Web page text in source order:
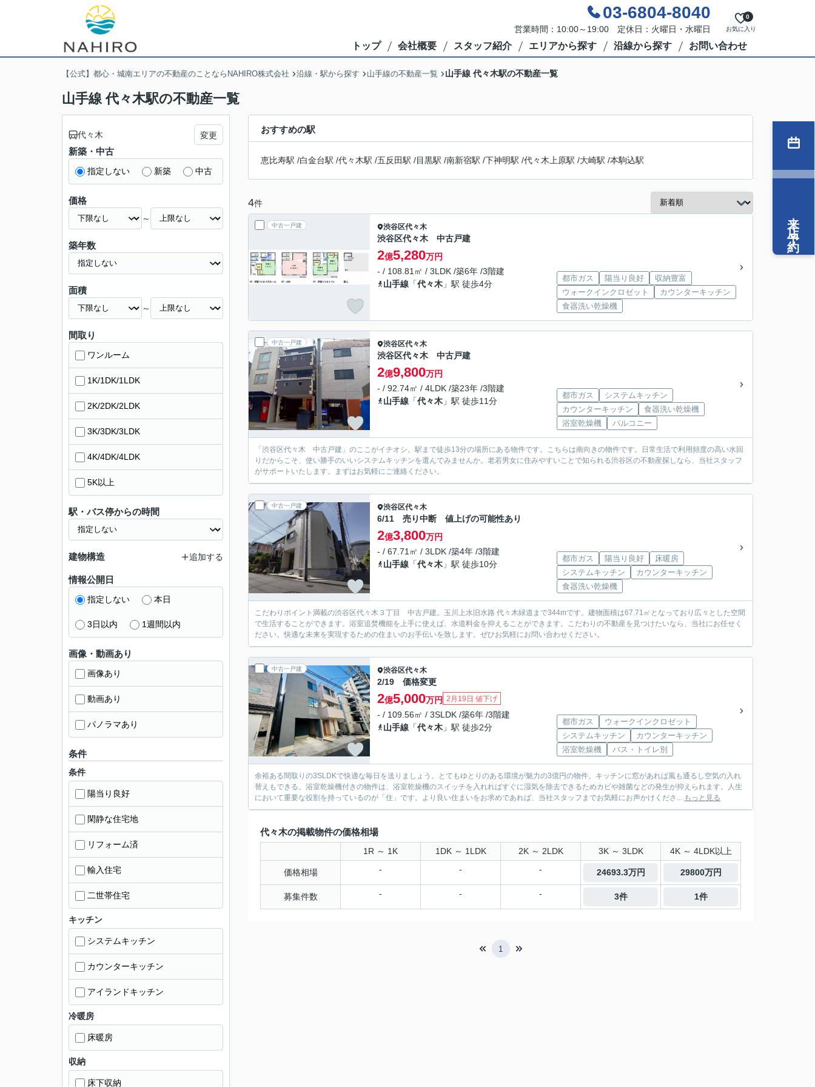
03-6804-8040
営業時間：10:00～19:00 定休日：火曜日・水曜日 お気に入り
0
トップ 会社概要 スタッフ紹介 エリアから探す 沿線から探す お問い合わせ
【公式】都心・城南エリアの不動産のことならNAHIRO株式会社 沿線・駅から探す 山手線の不動産一覧 山手線 代々木駅の不動産一覧
山手線 代々木駅の不動産一覧
おすすめの駅
恵比寿駅 /白金台駅 /代々木駅 /五反田駅 /目黒駅 /南新宿駅 /下神明駅 /代々木上原駅 /大崎駅 /本駒込駅
4件
中古一戸建 渋谷区代々木
渋谷区代々木 中古戸建
2億5,280万円
- / 108.81㎡ / 3LDK /築6年 /3階建
山手線 「代々木 」駅 徒歩4分
都市ガス 陽当り良好
収納豊富
ウォークインクロゼット
カウンターキッチン
食器洗い乾燥機
中古一戸建 渋谷区代々木
渋谷区代々木 中古戸建
2億9,800万円
- / 92.74㎡ / 4LDK /築23年 /3階建
山手線 「代々木 」駅 徒歩11分
都市ガス
システムキッチン
カウンターキッチン
食器洗い乾燥機
浴室乾燥機
バルコニー
「渋谷区代々木 中古戸建」のここがイチオシ。駅まで徒歩13分の場所にある物件です。こちらは南向きの物件です。日常生活で利用頻度の高い水回
りだからこそ、使い勝手のいいシステムキッチンを選んでみませんか。老若男女に住みやすいことで知られる渋谷区の不動産探しなら、当社スタッフ
がサポートいたします。まずはお気軽にご連絡ください。
中古一戸建 渋谷区代々木
6/11 売り中断 値上げの可能性あり
2億3,800万円
- / 67.71㎡ / 3LDK /築4年 /3階建
山手線 「代々木 」駅 徒歩10分
都市ガス 陽当り良好
床暖房
システムキッチン
カウンターキッチン
食器洗い乾燥機
こだわりポイント満載の渋谷区代々木３丁目 中古戸建。玉川上水旧水路 代々木緑道まで344mです。建物面積は67.71㎡となっており広々とした空間
で生活することができます。浴室追焚機能を上手に使えば、水道料金を抑えることができます。こだわりの不動産を見つけたいなら、当社にお任せく
ださい。快適な未来を実現するための住まいのお手伝いを致します。ぜひお気軽にお問い合わせください。
中古一戸建 渋谷区代々木
2/19 価格変更
2億5,000万円 2月19日 値下げ
- / 109.56㎡ / 3SLDK /築6年 /3階建
山手線 「代々木 」駅 徒歩2分
都市ガス
ウォークインクロゼット
システムキッチン
カウンターキッチン
浴室乾燥機
バス・トイレ別
余裕ある間取りの3SLDKで快適な毎日を送りましょう。とてもゆとりのある環境が魅力の3億円の物件。キッチンに窓があれば風も通るし空気の入れ
替えもできる。浴室乾燥機付きの物件は、浴室乾燥機のスイッチを入れればすぐに湿気を除去できるためカビや雑菌などの発生が抑えられます。人生
において重要な役割を持っているのが「住」です。より良い住まいをお求めであれば、当社スタッフまでお気軽にお声かけくださ... もっと見る
代々木の掲載物件の価格相場
1R ～ 1K 1DK ～ 1LDK 2K ～ 2LDK 3K ～ 3LDK 4K ～ 4LDK以上
価格相場 - - - 24693.3万円 29800万円
募集件数 - - - 3件 1件
1
代々木 変更
新築・中古
指定しない 新築 中古
価格
～
築年数
面積
～
間取り
ワンルーム
1K/1DK/1LDK
2K/2DK/2LDK
3K/3DK/3LDK
4K/4DK/4LDK
5K以上
駅・バス停からの時間
建物構造 追加する
情報公開日
指定しない 本日
3日以内 1週間以内
画像・動画あり
画像あり
動画あり
パノラマあり
条件
条件
陽当り良好
閑静な住宅地
リフォーム済
輸入住宅
二世帯住宅
キッチン
システムキッチン
カウンターキッチン
アイランドキッチン
冷暖房
床暖房
収納
床下収納
来店予約